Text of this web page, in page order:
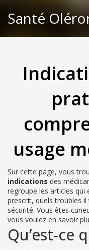
Santé
usage
Sur cette page, vous
indications des
regroupe les articles
prescrit, quels troubles
sécurité. Vous êtes
vous voulez en savoir
Qu’est‑ce